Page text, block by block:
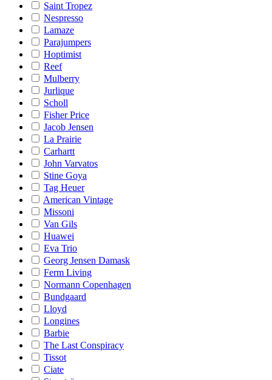
Saint Tropez
Nespresso
Lamaze
Parajumpers
Hoptimist
Reef
Mulberry
Jurlique
Scholl
Fisher Price
Jacob Jensen
La Prairie
Carhartt
John Varvatos
Stine Goya
Tag Heuer
American Vintage
Missoni
Van Gils
Huawei
Eva Trio
Georg Jensen Damask
Ferm Living
Normann Copenhagen
Bundgaard
Lloyd
Longines
Barbie
The Last Conspiracy
Tissot
Ciate